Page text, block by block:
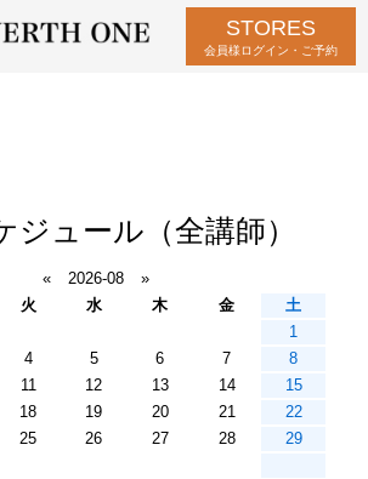
STORES
会員様ログイン・ご予約
ジュール（全講師）
« 2026-08
»
火 水 木 金
土
1
4 5 6 7
8
11 12 13 14
15
18 19 20 21
22
25 26 27 28
29